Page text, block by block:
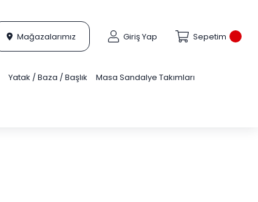
Mağazalarımız Giriş Yap Sepetim
Yatak / Baza / Başlık Masa Sandalye Takımları